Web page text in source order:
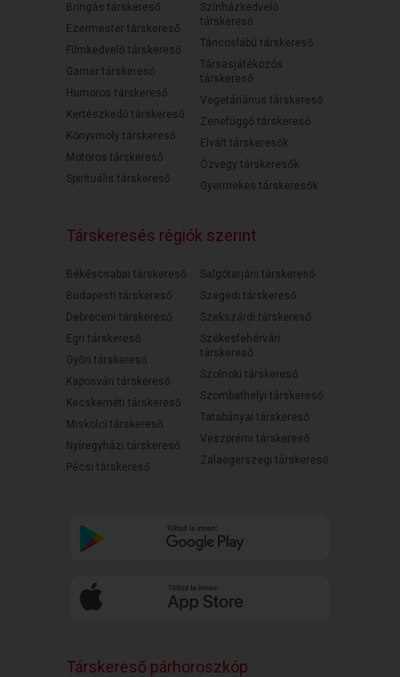
Bringás társkereső
Ezermester társkereső
Filmkedvelő társkereső
Gamer társkereső
Humoros társkereső
Kertészkedő társkereső
Könyvmoly társkereső
Motoros társkereső
Spirituális társkereső
Színházkedvelő
társkereső
Táncoslábú társkereső
Társasjátékozós
társkereső
Vegetáriánus társkereső
Zenefüggő társkereső
Elvált társkeresők
Özvegy társkeresők
Gyermekes társkeresők
Társkeresés régiók szerint
Békéscsabai társkereső
Budapesti társkereső
Debreceni társkereső
Egri társkereső
Győri társkereső
Kaposvári társkereső
Kecskeméti társkereső
Miskolci társkereső
Nyíregyházi társkereső
Pécsi társkereső
Salgótarjáni társkereső
Szegedi társkereső
Szekszárdi társkereső
Székesfehérvári
társkereső
Szolnoki társkereső
Szombathelyi társkereső
Tatabányai társkereső
Veszprémi társkereső
Zalaegerszegi társkereső
Társkereső párhoroszkóp